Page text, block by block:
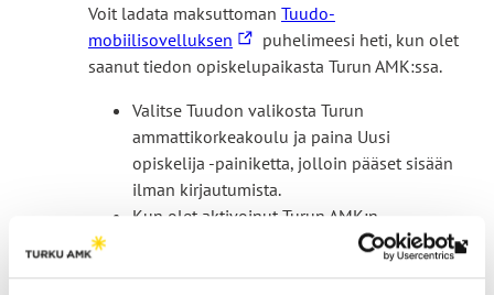
s
e
e
v
u
itslearningissä, voit liittyä kurssille myös
itse. Valitse itslearningissä Kurssit > Kaikki
kurssit > Etsi lisää kursseja > Toimipaikan
kurssiluettelo ja liity Digistartti-kurssille.
Jos tarvitset apua Digistarttiin liittyvissä asioissa,
ota yhteyttä
digistartti@turkuamk.fiL
n
k
k
Digistartti-kurssi on kattava tietopaketti, jota ei
tarvitse omaksua kerralla. Voit palata kurssille
koska tahansa opintojesi aikana hakemaan
Voit ladata maksuttoman Tuudo-
mobiilisovelluksen L
i
k
k
i
v
i
u
puhelimeesi heti, kun olet
saanut tiedon opiskelupaikasta Turun AMK:ssa.
Valitse Tuudon valikosta Turun
ammattikorkeakoulu ja paina Uusi
opiskelija -painiketta, jolloin pääset sisään
ilman kirjautumista.
Kun olet aktivoinut Turun AMK:n
käyttäjätunnukset, voit kirjautua niillä
Tuudoon, niin saat käyttöösi kaikki